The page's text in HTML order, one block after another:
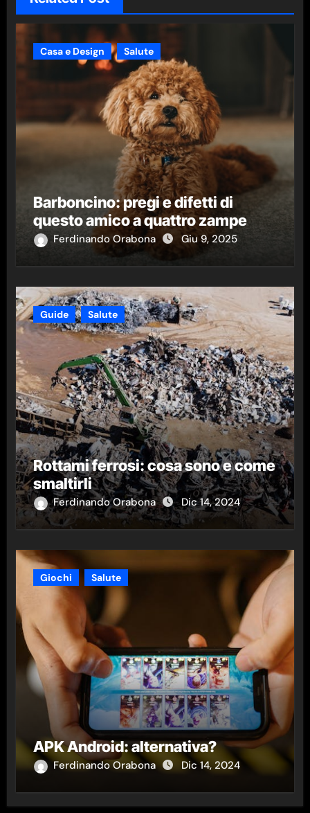
Casa e Design Salute
Barboncino: pregi e difetti di
questo amico a quattro zampe
Ferdinando Orabona Giu 9, 2025
Guide Salute
Rottami ferrosi: cosa sono e come
smaltirli
Ferdinando Orabona Dic 14, 2024
Giochi Salute
APK Android: alternativa?
Ferdinando Orabona Dic 14, 2024